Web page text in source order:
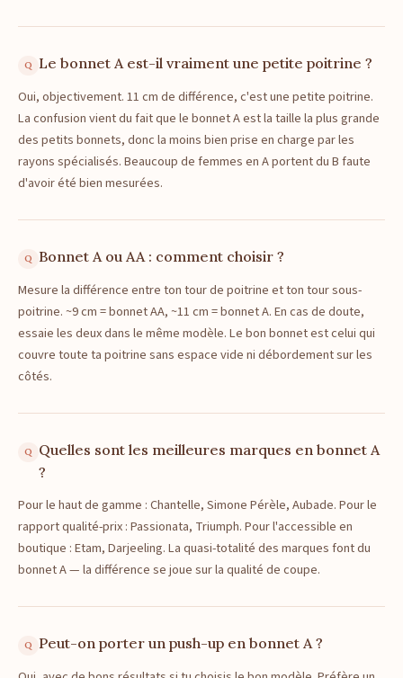
Le bonnet A est-il vraiment une petite poitrine ?
Oui, objectivement. 11 cm de différence, c'est une petite poitrine.
La confusion vient du fait que le bonnet A est la taille la plus grande
des petits bonnets, donc la moins bien prise en charge par les
rayons spécialisés. Beaucoup de femmes en A portent du B faute
d'avoir été bien mesurées.
Bonnet A ou AA : comment choisir ?
Mesure la différence entre ton tour de poitrine et ton tour sous-
poitrine. ~9 cm = bonnet AA, ~11 cm = bonnet A. En cas de doute,
essaie les deux dans le même modèle. Le bon bonnet est celui qui
couvre toute ta poitrine sans espace vide ni débordement sur les
côtés.
Quelles sont les meilleures marques en bonnet A
?
Pour le haut de gamme : Chantelle, Simone Pérèle, Aubade. Pour le
rapport qualité-prix : Passionata, Triumph. Pour l'accessible en
boutique : Etam, Darjeeling. La quasi-totalité des marques font du
bonnet A — la différence se joue sur la qualité de coupe.
Peut-on porter un push-up en bonnet A ?